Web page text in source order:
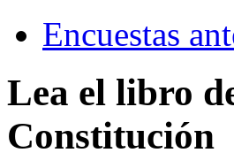
Encuestas
Lea el libro
Constitución